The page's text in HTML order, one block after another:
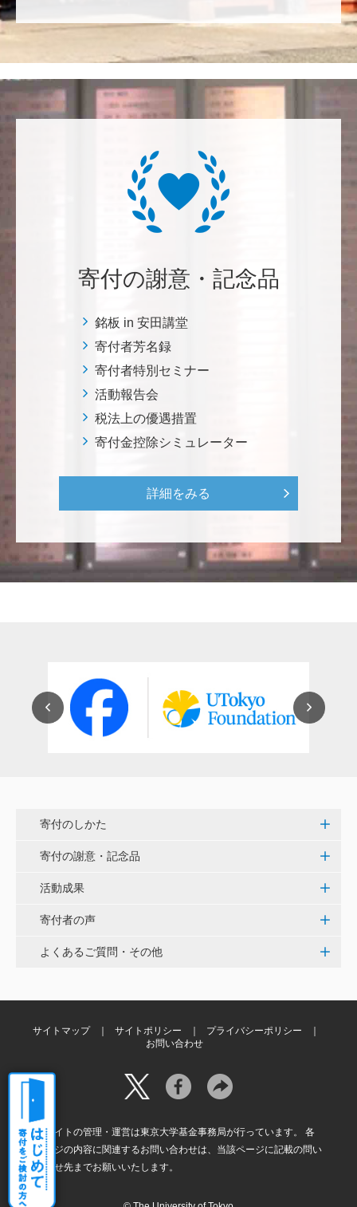
イタリアと日本が協力して頑張っている壮大な発掘調
査プロジェクト。 歴史的な発見があることを期待しま
す。募金することにより、私自身も参加しているよう
プロジェクト>
当社は、IS・CSで学んだ知見を法領域に応用するとこ
ろから始まりました。この社会でますますコンピュー
タ科学の力が発揮されるよう祈念して、支援いたしま
す。 <コンピュータサイエンス教育支援基金>
三好 弘晃
世界に貢献を！
微力ながら後輩のみなさんのご活躍を期待してます！
<ラクロス部>
対校戦勝利、インカレ優勝目指して頑張ってくださ
自身の高齢化とともに、障害のある方の苦労がよく理
解できるようになりました。パンフに出ている「重た
恵良 道信
リベラルアーツとしての経済学をさらに発展させて 下
さい。 <経済学研究科・経済学部支援基金>
ドして下さい。 <マリン・フロンティア・サイエン
ス・プロジェクト（三崎臨海実験所）>
昨春に開催された小石川植物園の観桜会は素晴らし
と考えています。
少額ではございますが、今後の動物医療の発展にご活
用いただけると幸いです。 <東京大学動物医療センタ
ー未来基金（東大VMC基金）>
花之内 健仁
伝統ある赤門に貢献できるまたとない企画に参加でき
嬉しく思います。 <ひらけ！赤門プロジェクト>
寄付の謝意・記念品
銘板 in 安田講堂
寄付者芳名録
寄付者特別セミナー
活動報告会
税法上の優遇措置
寄付金控除シミュレーター
詳細をみる
寄付のしかた
寄付の謝意・記念品
活動成果
寄付者の声
よくあるご質問・その他
サイトマップ サイトポリシー
プライバシーポリシー
お問い合わせ
本サイトの管理・運営は東京大学基金事務局が行っています。 各
ページの内容に関連するお問い合わせは、当該ページに記載の問い
合わせ先までお願いいたします。